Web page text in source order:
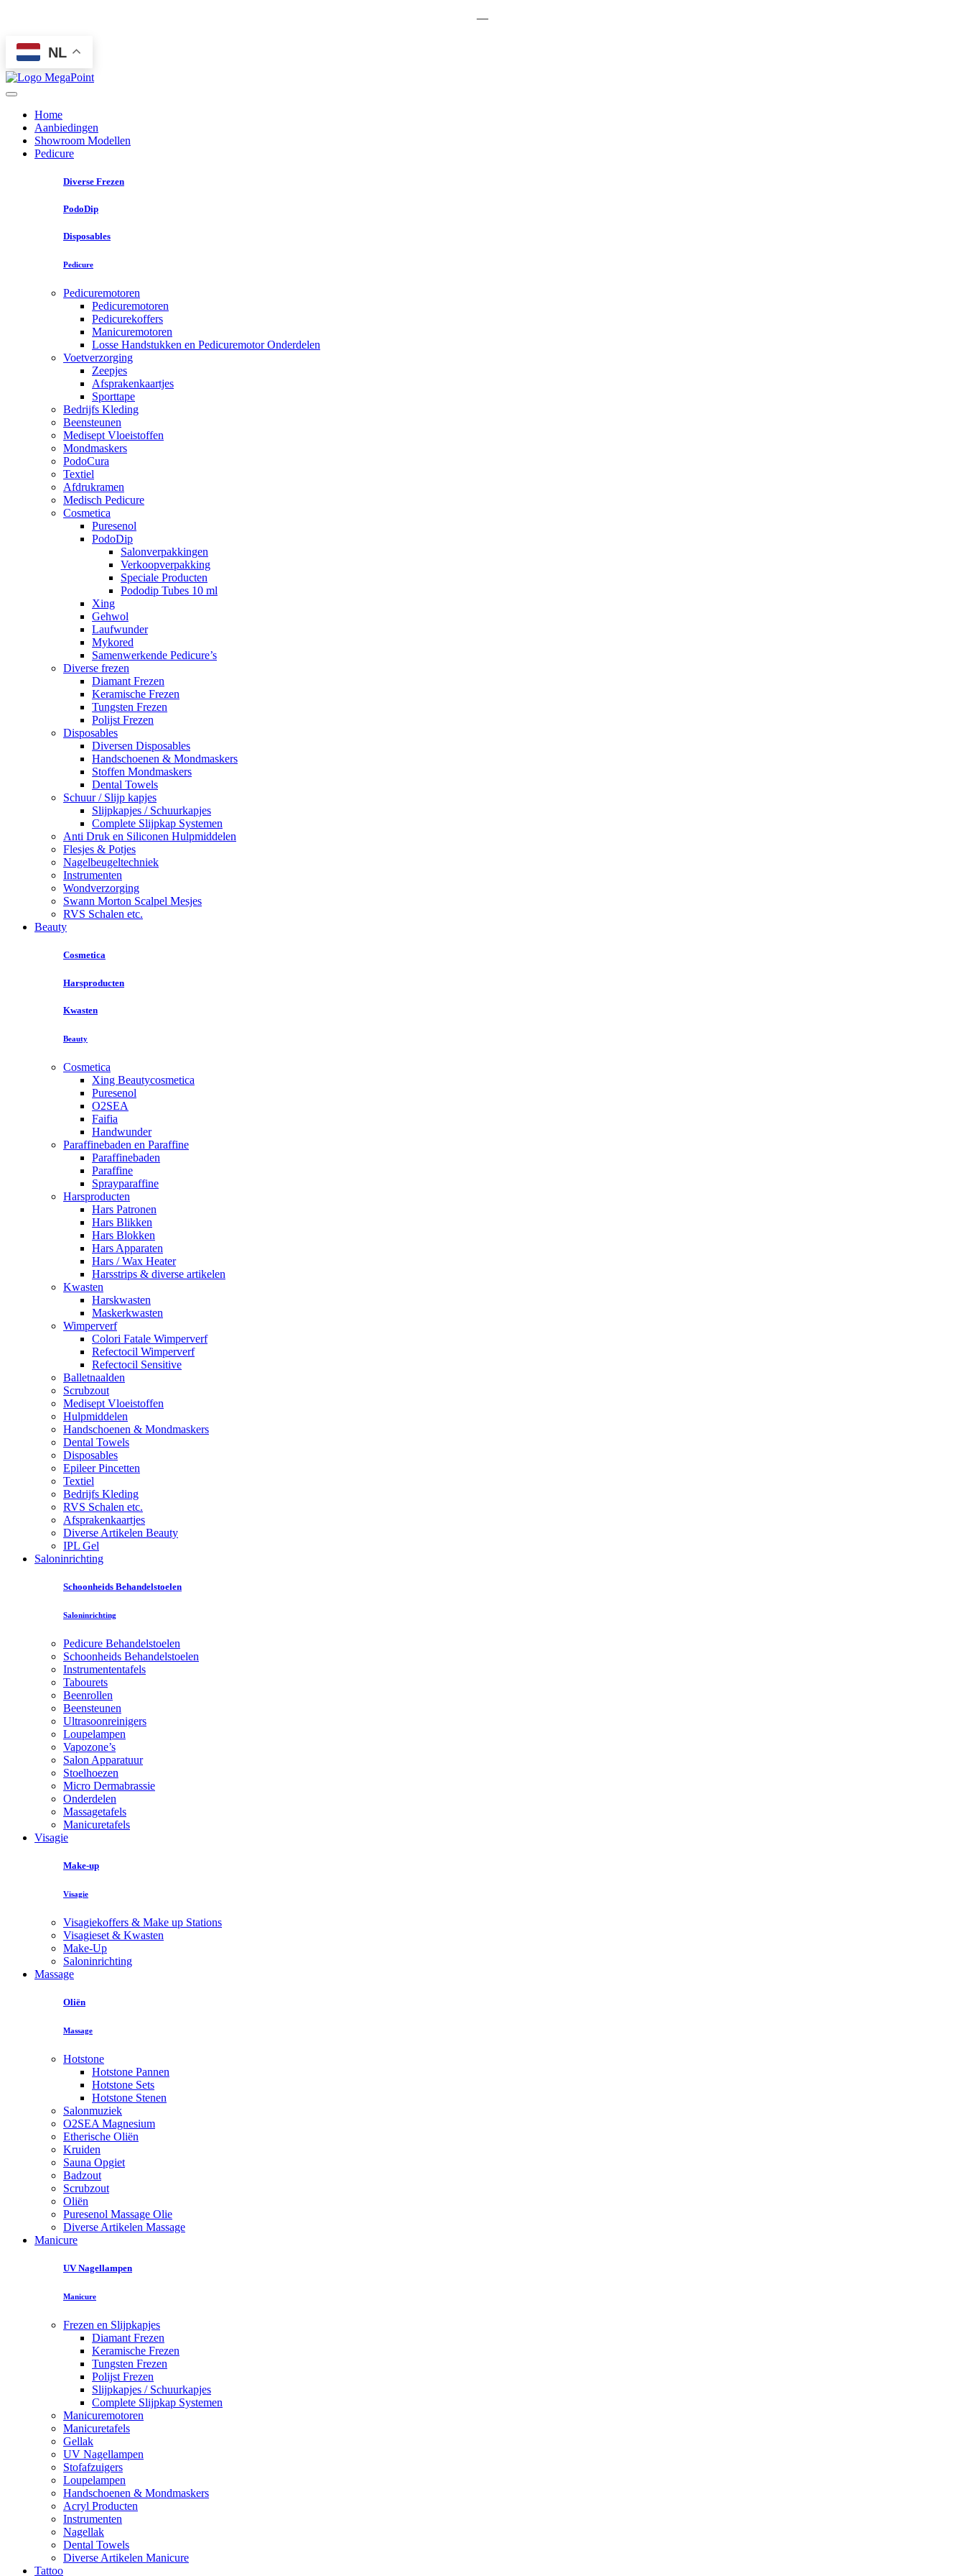
—
NL
Home
Aanbiedingen
Showroom Modellen
Pedicure
Diverse Frezen
PodoDip
Disposables
Pedicure
Pedicuremotoren
Pedicuremotoren
Pedicurekoffers
Manicuremotoren
Losse Handstukken en Pedicuremotor Onderdelen
Voetverzorging
Zeepjes
Afsprakenkaartjes
Sporttape
Bedrijfs Kleding
Beensteunen
Medisept Vloeistoffen
Mondmaskers
PodoCura
Textiel
Afdrukramen
Medisch Pedicure
Cosmetica
Puresenol
PodoDip
Salonverpakkingen
Verkoopverpakking
Speciale Producten
Pododip Tubes 10 ml
Xing
Gehwol
Laufwunder
Mykored
Samenwerkende Pedicure’s
Diverse frezen
Diamant Frezen
Keramische Frezen
Tungsten Frezen
Polijst Frezen
Disposables
Diversen Disposables
Handschoenen & Mondmaskers
Stoffen Mondmaskers
Dental Towels
Schuur / Slijp kapjes
Slijpkapjes / Schuurkapjes
Complete Slijpkap Systemen
Anti Druk en Siliconen Hulpmiddelen
Flesjes & Potjes
Nagelbeugeltechniek
Instrumenten
Wondverzorging
Swann Morton Scalpel Mesjes
RVS Schalen etc.
Beauty
Cosmetica
Harsproducten
Kwasten
Beauty
Cosmetica
Xing Beautycosmetica
Puresenol
O2SEA
Faifia
Handwunder
Paraffinebaden en Paraffine
Paraffinebaden
Paraffine
Sprayparaffine
Harsproducten
Hars Patronen
Hars Blikken
Hars Blokken
Hars Apparaten
Hars / Wax Heater
Harsstrips & diverse artikelen
Kwasten
Harskwasten
Maskerkwasten
Wimperverf
Colori Fatale Wimperverf
Refectocil Wimperverf
Refectocil Sensitive
Balletnaalden
Scrubzout
Medisept Vloeistoffen
Hulpmiddelen
Handschoenen & Mondmaskers
Dental Towels
Disposables
Epileer Pincetten
Textiel
Bedrijfs Kleding
RVS Schalen etc.
Afsprakenkaartjes
Diverse Artikelen Beauty
IPL Gel
Saloninrichting
Schoonheids Behandelstoelen
Saloninrichting
Pedicure Behandelstoelen
Schoonheids Behandelstoelen
Instrumententafels
Tabourets
Beenrollen
Beensteunen
Ultrasoonreinigers
Loupelampen
Vapozone’s
Salon Apparatuur
Stoelhoezen
Micro Dermabrassie
Onderdelen
Massagetafels
Manicuretafels
Visagie
Make-up
Visagie
Visagiekoffers & Make up Stations
Visagieset & Kwasten
Make-Up
Saloninrichting
Massage
Oliën
Massage
Hotstone
Hotstone Pannen
Hotstone Sets
Hotstone Stenen
Salonmuziek
O2SEA Magnesium
Etherische Oliën
Kruiden
Sauna Opgiet
Badzout
Scrubzout
Oliën
Puresenol Massage Olie
Diverse Artikelen Massage
Manicure
UV Nagellampen
Manicure
Frezen en Slijpkapjes
Diamant Frezen
Keramische Frezen
Tungsten Frezen
Polijst Frezen
Slijpkapjes / Schuurkapjes
Complete Slijpkap Systemen
Manicuremotoren
Manicuretafels
Gellak
UV Nagellampen
Stofafzuigers
Loupelampen
Handschoenen & Mondmaskers
Acryl Producten
Instrumenten
Nagellak
Dental Towels
Diverse Artikelen Manicure
Tattoo